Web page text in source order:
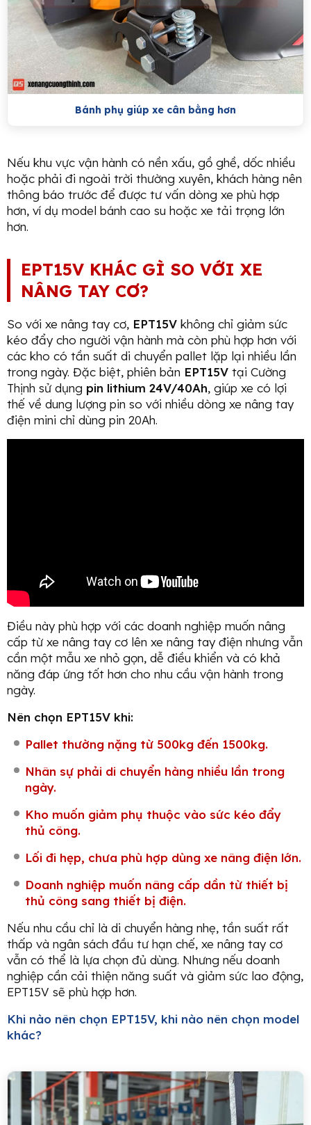
Bánh phụ giúp xe cân bằng hơn
Nếu khu vực vận hành có nền xấu, gồ ghề, dốc nhiều
hoặc phải đi ngoài trời thường xuyên, khách hàng nên
thông báo trước để được tư vấn dòng xe phù hợp
hơn, ví dụ model bánh cao su hoặc xe tải trọng lớn
hơn.
EPT15V KHÁC GÌ SO VỚI XE
NÂNG TAY CƠ?
So với xe nâng tay cơ, EPT15V không chỉ giảm sức
kéo đẩy cho người vận hành mà còn phù hợp hơn với
các kho có tần suất di chuyển pallet lặp lại nhiều lần
trong ngày. Đặc biệt, phiên bản EPT15V tại Cường
Thịnh sử dụng pin lithium 24V/40Ah, giúp xe có lợi
thế về dung lượng pin so với nhiều dòng xe nâng tay
điện mini chỉ dùng pin 20Ah.
Điều này phù hợp với các doanh nghiệp muốn nâng
cấp từ xe nâng tay cơ lên xe nâng tay điện nhưng vẫn
cần một mẫu xe nhỏ gọn, dễ điều khiển và có khả
năng đáp ứng tốt hơn cho nhu cầu vận hành trong
ngày.
Nên chọn EPT15V khi:
Pallet thường nặng từ 500kg đến 1500kg.
Nhân sự phải di chuyển hàng nhiều lần trong
ngày.
Kho muốn giảm phụ thuộc vào sức kéo đẩy
thủ công.
Lối đi hẹp, chưa phù hợp dùng xe nâng điện lớn.
Doanh nghiệp muốn nâng cấp dần từ thiết bị
thủ công sang thiết bị điện.
Nếu nhu cầu chỉ là di chuyển hàng nhẹ, tần suất rất
thấp và ngân sách đầu tư hạn chế, xe nâng tay cơ
vẫn có thể là lựa chọn đủ dùng. Nhưng nếu doanh
nghiệp cần cải thiện năng suất và giảm sức lao động,
EPT15V sẽ phù hợp hơn.
Khi nào nên chọn EPT15V, khi nào nên chọn model
khác?